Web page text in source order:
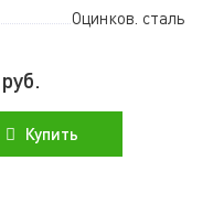
Оцинков. сталь
руб.
Купить